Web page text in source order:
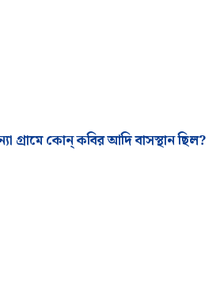
গ্রামে কোন্ কবির আদি বাসস্থান ছিল?